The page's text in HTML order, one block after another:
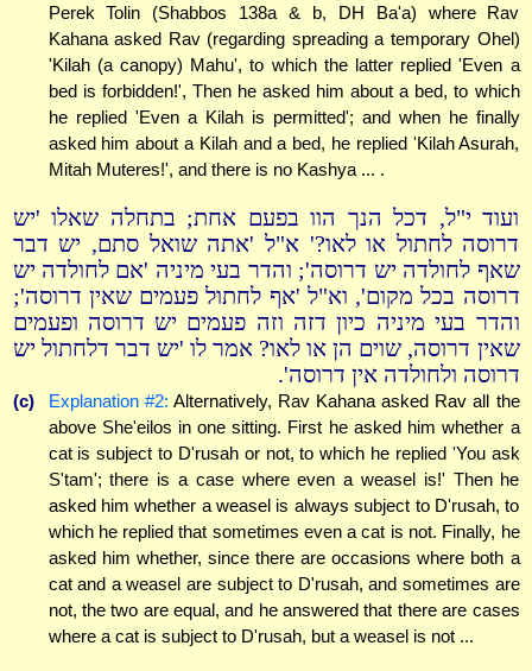
Perek Tolin (Shabbos 138a & b, DH Ba'a) where Rav
Kahana asked Rav (regarding spreading a temporary Ohel)
'Kilah (a canopy) Mahu', to which the latter replied 'Even a
bed is forbidden!', Then he asked him about a bed, to which
he replied 'Even a Kilah is permitted'; and when he finally
asked him about a Kilah and a bed, he replied 'Kilah Asurah,
Mitah Muteres!', and there is no Kashya ... .
ועוד י"ל, דכל הנך הוו בפעם אחת; בתחלה שאלו 'יש
דרוסה לחתול או לאו?' א"ל 'אתה שואל סתם, יש דבר
שאף לחולדה יש דרוסה'; והדר בעי מיניה 'אם לחולדה יש
דרוסה בכל מקום', וא"ל 'אף לחתול פעמים שאין דרוסה';
והדר בעי מיניה כיון דזה וזה פעמים יש דרוסה ופעמים
שאין דרוסה, שוים הן או לאו? אמר לו 'יש דבר דלחתול יש
דרוסה ולחולדה אין דרוסה'.
(c) Explanation #2: Alternatively, Rav Kahana asked Rav all the
above She'eilos in one sitting. First he asked him whether a
cat is subject to D'rusah or not, to which he replied 'You ask
S'tam'; there is a case where even a weasel is!' Then he
asked him whether a weasel is always subject to D'rusah, to
which he replied that sometimes even a cat is not. Finally, he
asked him whether, since there are occasions where both a
cat and a weasel are subject to D'rusah, and sometimes are
not, the two are equal, and he answered that there are cases
where a cat is subject to D'rusah, but a weasel is not ...